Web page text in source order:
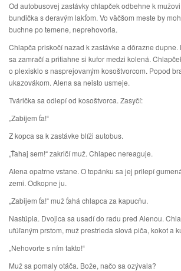
Od autobusovej zastávky chlapček odbehne k
bundička s deravým lakťom. Vo väčšom meste by
buchne po temene, neprehovoria.
Chlapča priskočí nazad k zastávke a dôrazne dupne.
sa zamračí a pritiahne si kufor medzi kolená.
o plexisklo s nasprejovaným kosoštvorcom. Popod
ukazovákom. Alena sa neisto usmeje.
Tvárička sa odlepí od kosoštvorca. Zasyčí:
„Zabijem ťa!“
Z kopca sa k zastávke blíži autobus.
„Ťahaj sem!“ zakričí muž. Chlapec nereaguje.
Alena opatrne vstane. O topánku sa jej prilepí
zemi. Odkopne ju.
„Zabijem ťa!“ muž ťahá chlapca za kapucňu.
Nastúpia. Dvojica sa usadí do radu pred Alenou.
ufúľaným prstom, muž prestrieda slová piča, kokot a
„Nehovorte s ním takto!“
Muž sa pomaly otáča. Bože, načo sa ozývala?